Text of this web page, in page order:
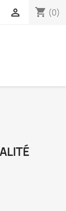
shopping_cart (0)
